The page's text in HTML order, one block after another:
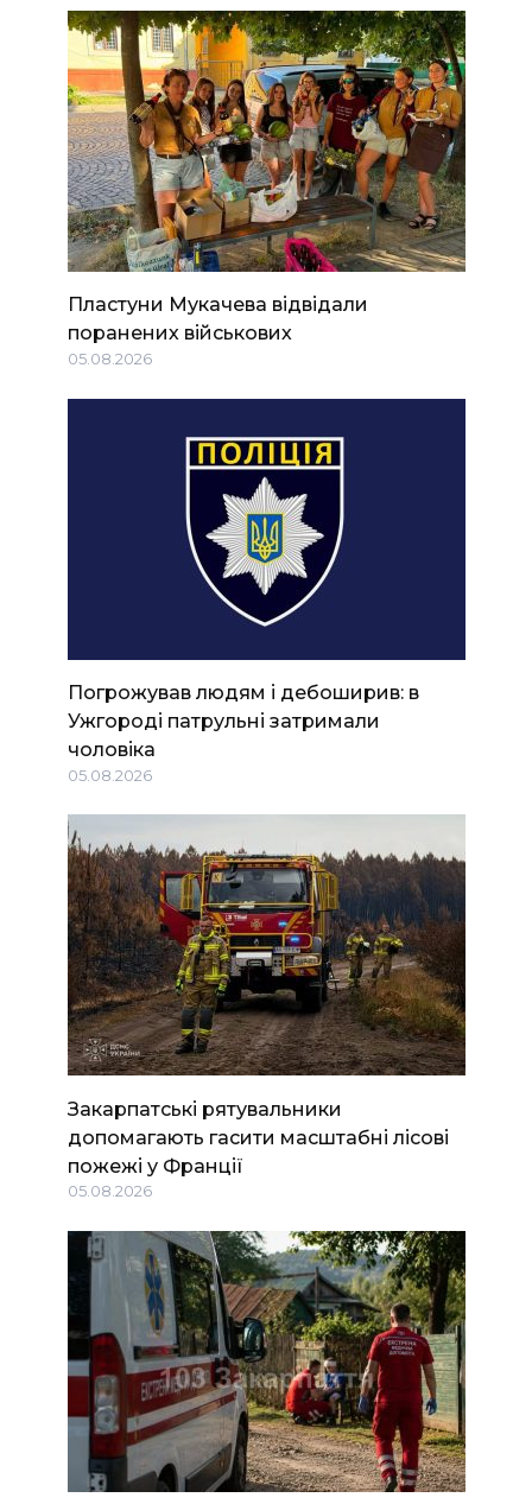
Пластуни Мукачева відвідали
поранених військових
05.08.2026
Погрожував людям і дебоширив: в
Ужгороді патрульні затримали
чоловіка
05.08.2026
Закарпатські рятувальники
допомагають гасити масштабні лісові
пожежі у Франції
05.08.2026